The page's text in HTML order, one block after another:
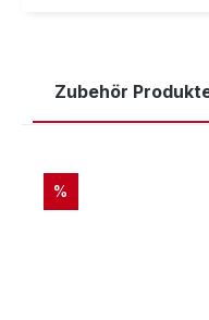
Zubehör
RABATT
%